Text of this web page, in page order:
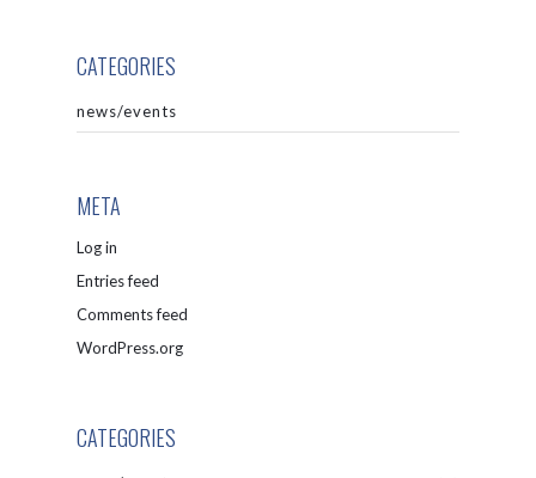
CATEGORIES
news/events
META
Log in
Entries feed
Comments feed
WordPress.org
CATEGORIES